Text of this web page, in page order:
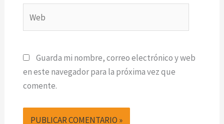
Guarda mi nombre, correo electrónico y web
en este navegador para la próxima vez que
comente.